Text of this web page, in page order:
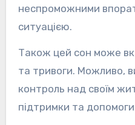
неспроможними
ситуацією.
Також цей сон може
та тривоги. Можливо,
контроль над своїм
підтримки та